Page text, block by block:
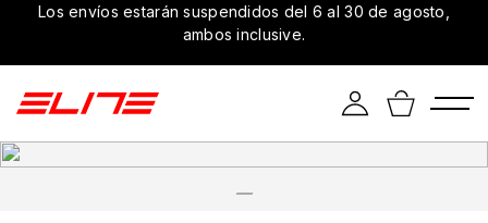
Los envíos estarán suspendidos del 6 al 30 de agosto,
ambos inclusive.